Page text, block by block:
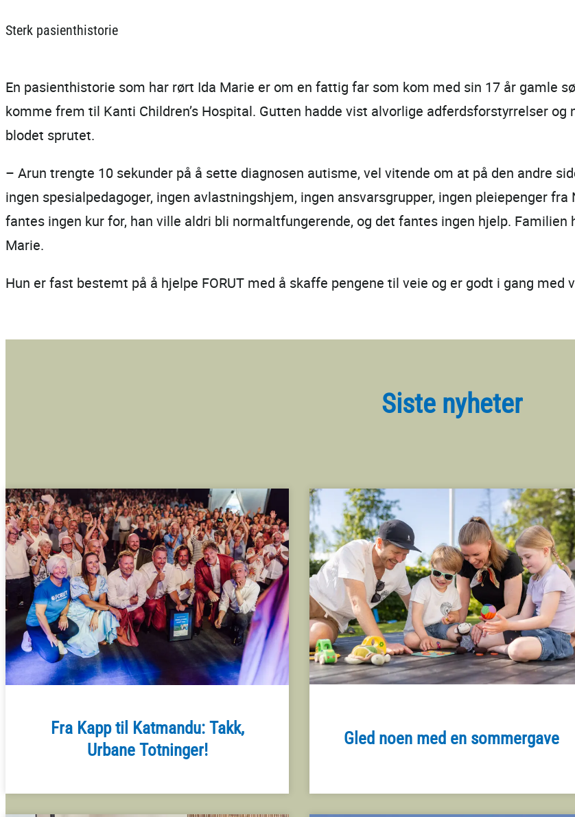
Sterk pasienthistorie
En pasienthistorie som har rørt Ida Marie er om en fattig far som kom med sin 17 år gamle
komme frem til Kanti Children’s Hospital. Gutten hadde vist alvorlige adferdsforstyrrelser
blodet sprutet.
– Arun trengte 10 sekunder på å sette diagnosen autisme, vel vitende om at på den andre
ingen spesialpedagoger, ingen avlastningshjem, ingen ansvarsgrupper, ingen pleiepenger
fantes ingen kur for, han ville aldri bli normaltfungerende, og det fantes ingen hjelp.
Marie.
Hun er fast bestemt på å hjelpe FORUT med å skaffe pengene til veie og er godt i gang med
Siste nyheter
Fra Kapp til Katmandu: Takk,
Urbane Totninger!
Gled noen med en sommergave